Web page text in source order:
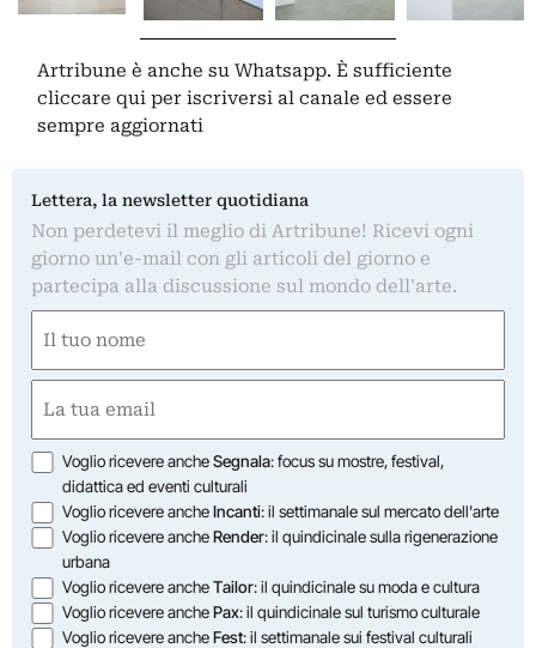
Artribune è anche su Whatsapp. È sufficiente
cliccare qui per iscriversi al canale ed essere
sempre aggiornati
Lettera, la newsletter quotidiana
Non perdetevi il meglio di Artribune! Ricevi ogni
giorno un'e-mail con gli articoli del giorno e
partecipa alla discussione sul mondo dell'arte.
(Obbligatorio)
Nome
(Obbligatorio)
Opzioni
Voglio ricevere ancheSegnala: focus su mostre, festival,
didattica ed eventi culturali
Voglio ricevere ancheIncanti: il settimanale sul mercato dell'arte
Voglio ricevere ancheRender: il quindicinale sulla rigenerazione
urbana
Voglio ricevere ancheTailor: il quindicinale su moda e cultura
Voglio ricevere anchePax: il quindicinale sul turismo culturale
Voglio ricevere ancheFest: il settimanale sui festival culturali